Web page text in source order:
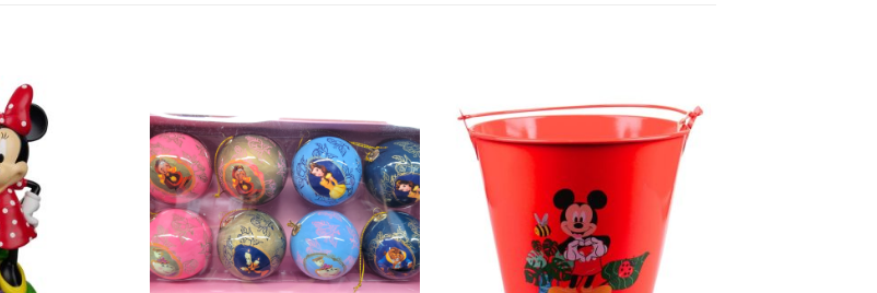
Ajouter
à la liste
d'envie
Ajouter
à la liste
d'envie